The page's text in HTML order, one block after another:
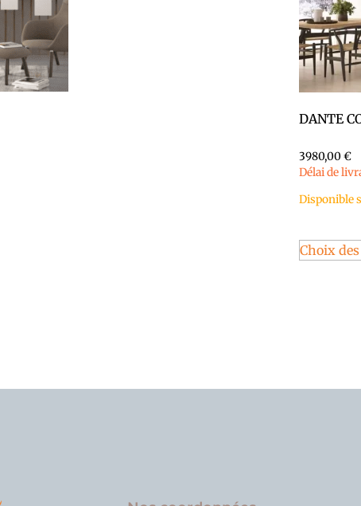
DANTE
3980,00€
Délai de
Disponible
Choix